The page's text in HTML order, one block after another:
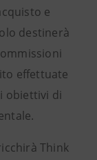
e
destinerà
effettuate
obiettivi di
Think